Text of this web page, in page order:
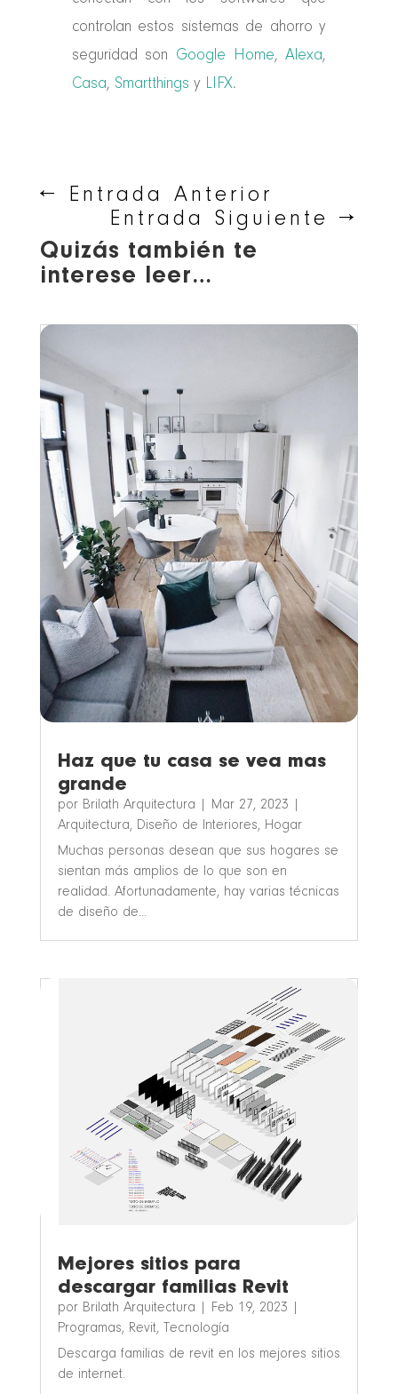
controlan estos sistemas de ahorro y
seguridad son Google Home,Alexa,
Casa, Smartthings y LIFX.
← Entrada Anterior
Entrada Siguiente
→
Quizás también te
interese leer…
Haz que tu casa se vea mas
grande
por Brilath Arquitectura Mar 27, 2023
Arquitectura, Diseño de Interiores, Hogar
Muchas personas desean que sus hogares se
sientan más amplios de lo que son en
realidad. Afortunadamente, hay varias técnicas
de diseño de...
Mejores sitios para
descargar familias Revit
por Brilath Arquitectura Feb 19, 2023
Programas, Revit, Tecnología
Descarga familias de revit en los mejores sitios
de internet.